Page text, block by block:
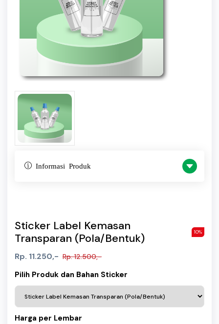
Informasi Produk
Sticker Label Kemasan
Transparan (Pola/Bentuk)
10%
Rp. 11.250,- Rp. 12.500,-
Pilih Produk dan Bahan Sticker
Harga per Lembar